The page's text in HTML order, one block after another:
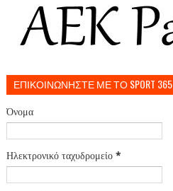
ΕΠΙΚΟΙΝΩΝΗΣΤΕ ΜΕ ΤΟ SPORT 365
Όνομα
Ηλεκτρονικό ταχυδρομείο *